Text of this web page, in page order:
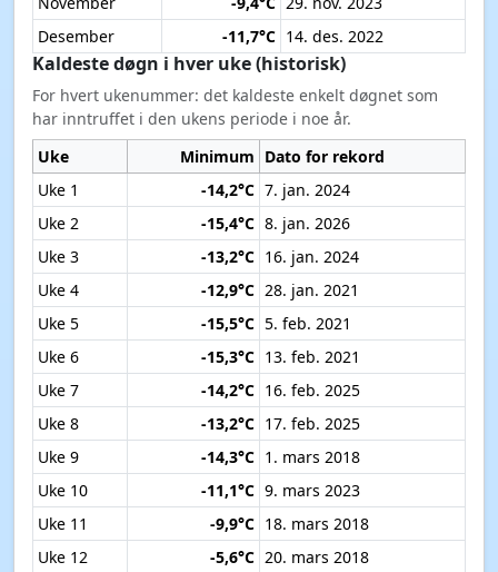
Desember
-11,7°C 14. des. 2022
Kaldeste døgn i hver uke (historisk)
For hvert ukenummer: det kaldeste enkelt døgnet som
har inntruffet i den ukens periode i noe år.
Uke
Minimum Dato for rekord
Uke 1
-14,2°C 7. jan. 2024
Uke 2
-15,4°C 8. jan. 2026
Uke 3
-13,2°C 16. jan. 2024
Uke 4
-12,9°C 28. jan. 2021
Uke 5
-15,5°C 5. feb. 2021
Uke 6
-15,3°C 13. feb. 2021
Uke 7
-14,2°C 16. feb. 2025
Uke 8
-13,2°C 17. feb. 2025
Uke 9
-14,3°C 1. mars 2018
Uke 10
-11,1°C 9. mars 2023
Uke 11
-9,9°C 18. mars 2018
Uke 12
-5,6°C 20. mars 2018